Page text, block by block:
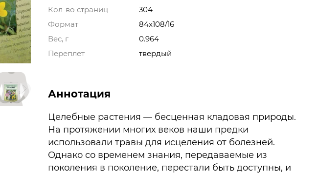
Кол-во страниц
304
Формат
84x108/16
Вес, г
0.964
Переплет
твердый
Аннотация
Целебные растения — бесценная кладовая природы.
На протяжении многих веков наши предки
использовали травы для исцеления от болезней.
Однако со временем знания, передаваемые из
поколения в поколение, перестали быть доступны, и